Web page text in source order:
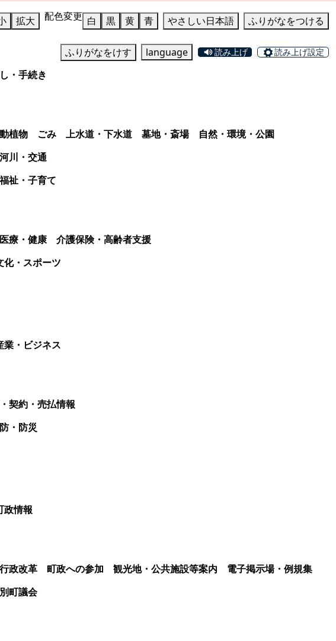
拡大 配色変更 白 黒 黄 青 やさしい日本語 ふりがなをつける
ふりがなをけす language 読み上げ 読み上げ設定
・手続き
植物 ごみ 上水道・下水道 墓地・斎場
自然・環境・公園
川・交通
祉・子育て
医療・健康
介護保険・高齢者支援
化・スポーツ
業・ビジネス
契約・売払情報
・防災
政情報
政改革 町政への参加 観光地・公共施設等案内
電子掲示場・例規集
町議会